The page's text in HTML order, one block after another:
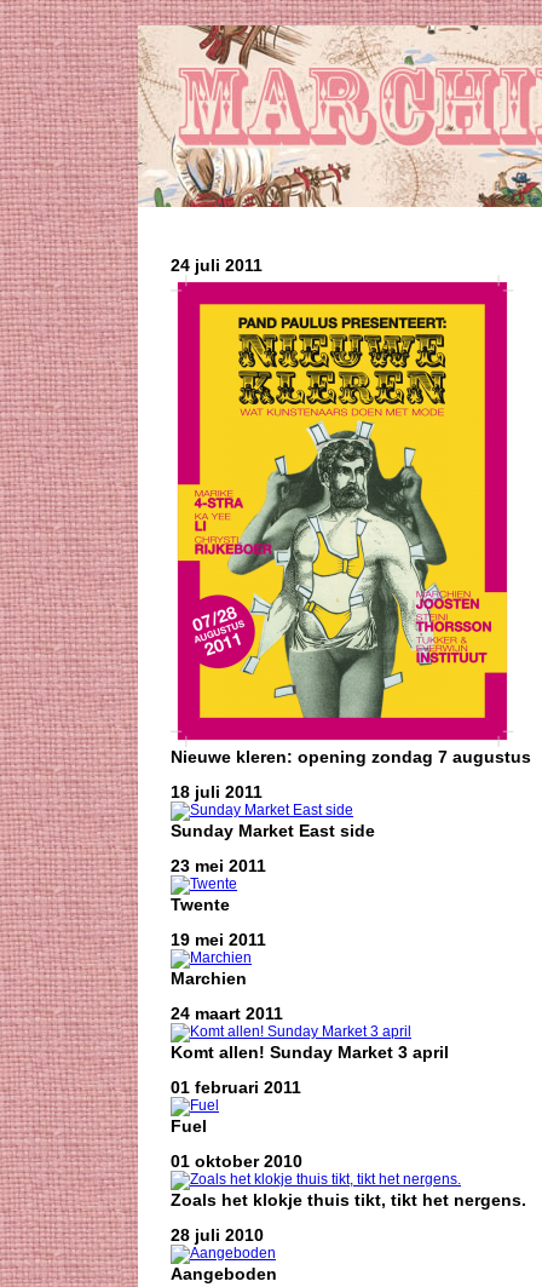
24 juli 2011
Nieuwe kleren: opening zondag 7 augustus
18 juli 2011
Sunday Market East side
23 mei 2011
Twente
19 mei 2011
Marchien
24 maart 2011
Komt allen! Sunday Market 3 april
01 februari 2011
Fuel
01 oktober 2010
Zoals het klokje thuis tikt, tikt het nergens.
28 juli 2010
Aangeboden